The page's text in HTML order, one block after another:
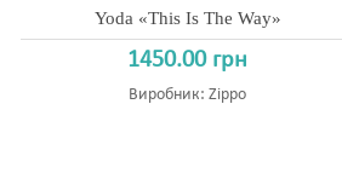
Yoda «This Is The Way»
1450.00 грн
Виробник:Zippo